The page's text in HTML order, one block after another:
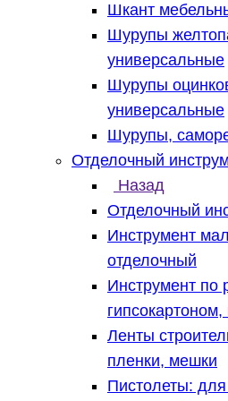
Шкант
Шурупы
универсальные
Шурупы
универсальные
Шурупы,
Отделочный
Назад
Отделочный
Инструмент
отделочный
Инструмент по
Ленты
пленки, мешки
Пистолеты: